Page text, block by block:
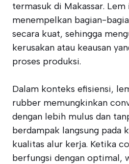
termasuk di Makassar.
menempelkan bagian-
secara kuat, sehingga
kerusakan atau keausan
proses produksi.
Dalam konteks efisiensi,
rubber memungkinkan
dengan lebih mulus dan
berdampak langsung pada
kualitas alur kerja. Ketika
berfungsi dengan optimal,